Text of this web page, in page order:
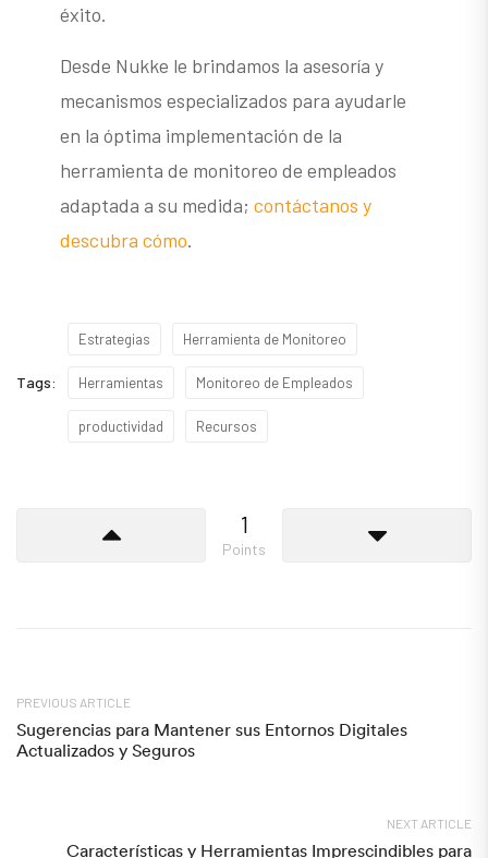
éxito.
Desde Nukke le brindamos la asesoría y
mecanismos especializados para ayudarle
en la óptima implementación de la
herramienta de monitoreo de empleados
adaptada a su medida; contáctanos y
descubra cómo.
Tags:
Estrategias Herramienta de Monitoreo
Herramientas Monitoreo de Empleados
productividad Recursos
1
Points
PREVIOUS ARTICLE
Sugerencias para Mantener sus Entornos Digitales
Actualizados y Seguros
NEXT ARTICLE
Características y Herramientas Imprescindibles para